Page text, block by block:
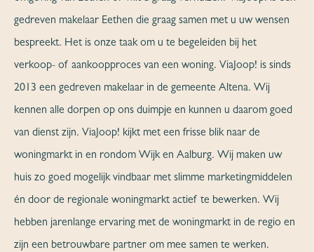
gedreven makelaar Eethen die graag samen met u uw wensen
bespreekt. Het is onze taak om u te begeleiden bij het
verkoop- of aankoopproces van een woning. ViaJoop! is sinds
2013 een gedreven makelaar in de gemeente Altena. Wij
kennen alle dorpen op ons duimpje en kunnen u daarom goed
van dienst zijn. ViaJoop! kijkt met een frisse blik naar de
woningmarkt in en rondom Wijk en Aalburg. Wij maken uw
huis zo goed mogelijk vindbaar met slimme marketingmiddelen
én door de regionale woningmarkt actief te bewerken. Wij
hebben jarenlange ervaring met de woningmarkt in de regio en
zijn een betrouwbare partner om mee samen te werken.